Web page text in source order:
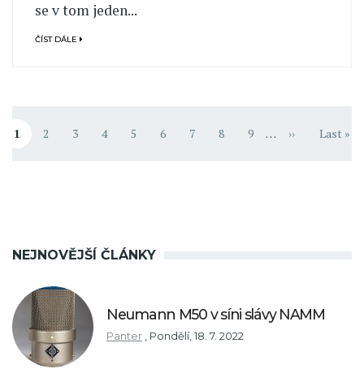
se v tom jeden...
ČÍST DÁLE
Aktuální stránka
1 Stránka
2 Stránka
3 Stránka
4 Stránka
5 Stránka
6 Stránka
7 Stránka
8 Stránka
9 … Následující
›› Last »
NEJNOVĚJŠÍ ČLÁNKY
Neumann M50 v síni slávy NAMM
Panter Pondělí, 18. 7. 2022